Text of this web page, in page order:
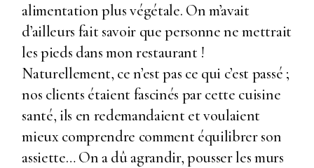
alimentation plus végétale. On m’avait
d’ailleurs fait savoir que personne ne mettrait
les pieds dans mon restaurant !
Naturellement, ce n’est pas ce qui c’est passé ;
nos clients étaient fascinés par cette cuisine
santé, ils en redemandaient et voulaient
mieux comprendre comment équilibrer son
assiette… On a dû agrandir, pousser les murs